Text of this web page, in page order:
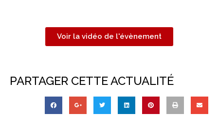
Voir la vidéo de l'évènement
PARTAGER CETTE ACTUALITÉ